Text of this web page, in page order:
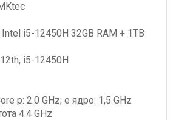
i5-12450H 32GB RAM + 1TB
i5-12450H
p: 2.0 GHz; e ядро: 1,5 GHz
4.4 GHz